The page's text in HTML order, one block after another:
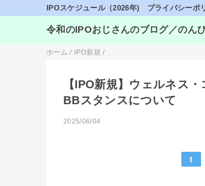
IPOスケジュール（2026年) プライバシーポ
令和のIPOおじさんのブログ／のん
ホーム / IPO新規 /
【IPO新規】ウェルネス
BBスタンスについて
2025/06/04
t